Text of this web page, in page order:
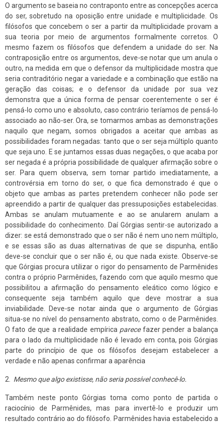
O argumento se baseia no contraponto entre as concepções acerca
do ser, sobretudo na oposição entre unidade e multiplicidade. Os
filósofos que concebem o ser a partir da multiplicidade provam a
sua teoria por meio de argumentos formalmente corretos. O
mesmo fazem os filósofos que defendem a unidade do ser. Na
contraposição entre os argumentos, deve-se notar que um anula o
outro, na medida em que o defensor da multiplicidade mostra que
seria contraditório negar a variedade e a combinação que estão na
geração das coisas; e o defensor da unidade por sua vez
demonstra que a única forma de pensar coerentemente o ser é
pensá-lo como uno e absoluto, caso contrário teríamos de pensá-lo
associado ao não-ser. Ora, se tomarmos ambas as demonstrações
naquilo que negam, somos obrigados a aceitar que ambas as
possibilidades foram negadas: tanto que o ser seja múltiplo quanto
que seja uno. E se juntamos essas duas negações, o que acaba por
ser negada é a própria possibilidade de qualquer afirmação sobre o
ser. Para quem observa, sem tomar partido imediatamente, a
controvérsia em torno do ser, o que fica demonstrado é que o
objeto que ambas as partes pretendem conhecer não pode ser
apreendido a partir de qualquer das pressuposições estabelecidas.
Ambas se anulam mutuamente e ao se anularem anulam a
possibilidade do conhecimento. Daí Górgias sentir-se autorizado a
dizer: se está demonstrado que o ser não é nem uno nem múltiplo,
e se essas são as duas alternativas de que se dispunha, então
deve-se concluir que o ser não é, ou que nada existe. Observe-se
que Górgias procura utilizar o rigor do pensamento de Parmênides
contra o próprio Parmênides, fazendo com que aquilo mesmo que
possibilitou a afirmação do pensamento eleático como lógico e
consequente seja também aquilo que deve mostrar a sua
inviabilidade. Deve-se notar ainda que o argumento de Górgias
situa-se no nível do pensamento abstrato, como o de Parmênides.
O fato de que a realidade empírica parecefazer pender a balança
para o lado da multiplicidade não é levado em conta, pois Górgias
parte do princípio de que os filósofos desejam estabelecer a
verdade e não apenas confirmar a aparência
2. Mesmo que algo existisse, não seria possível conhecê-lo.
Também neste ponto Górgias toma como ponto de partida o
raciocínio de Parmênides, mas para invertê-lo e produzir um
resultado contrário ao do filósofo. Parmênides havia estabelecido a